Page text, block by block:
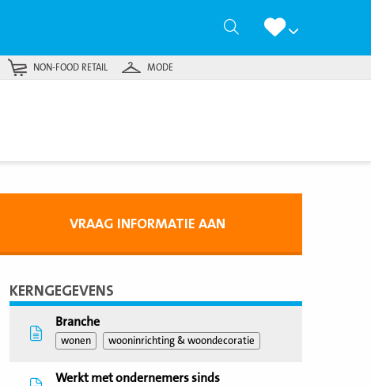
Zoeken
NON-FOOD RETAIL MODE
VRAAG INFORMATIE AAN
KERNGEGEVENS
Branche
wonen wooninrichting & woondecoratie
Werkt met ondernemers sinds